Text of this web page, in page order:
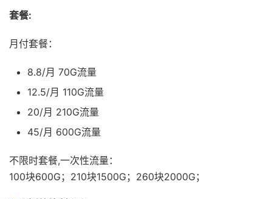
套餐:
月付套餐：
8.8/月 70G流量
12.5/月 110G流量
20/月 210G流量
45/月 600G流量
不限时套餐,一次性流量：
100块600G；210块1500G；260块2000G；